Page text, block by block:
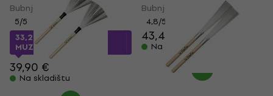
Bubnjarske metlice
5/5
33,29 €s kodom
MUZMUZ-15
39,90 €
Na skladištu
Bubnjarske metlice
4,8/5
43,40 €
Na skladištu